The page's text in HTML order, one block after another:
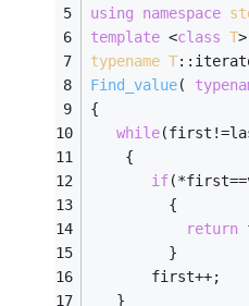
using
namespace
template <class T>
typename T: :
Find_value(
{
while
    {
if
         {
return
         }
	   first++;
   }